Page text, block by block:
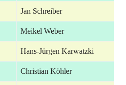
Jan Schreiber
Meikel Weber
Hans-Jürgen Karwatzki
Christian Köhler